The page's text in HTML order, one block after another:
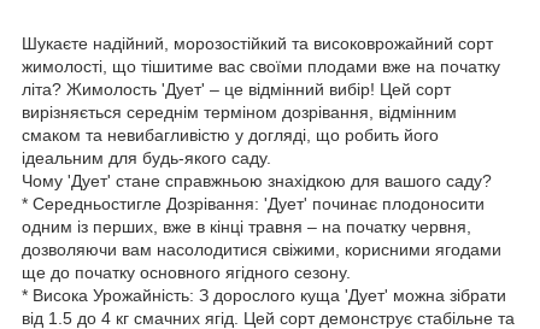
Шукаєте надійний, морозостійкий та високоврожайний сорт
жимолості, що тішитиме вас своїми плодами вже на початку
літа? Жимолость 'Дует' – це відмінний вибір! Цей сорт
вирізняється середнім терміном дозрівання, відмінним
смаком та невибагливістю у догляді, що робить його
ідеальним для будь-якого саду.
Чому 'Дует' стане справжньою знахідкою для вашого саду?
* Середньостигле Дозрівання: 'Дует' починає плодоносити
одним із перших, вже в кінці травня – на початку червня,
дозволяючи вам насолодитися свіжими, корисними ягодами
ще до початку основного ягідного сезону.
* Висока Урожайність: З дорослого куща 'Дует' можна зібрати
від 1.5 до 4 кг смачних ягід. Цей сорт демонструє стабільне та